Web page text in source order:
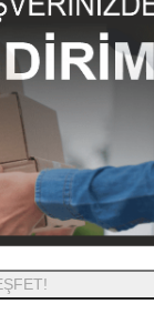
güvenli bir
kutuları, giysi
koli ürünleri,
baskılı kutular,
sunuyoruz.
veya evinizi
iyi fiyatları sizlere
kutu koli balonlu
en kısa sürede
kapı kapı
bakkal market
kolilere ulaşmak